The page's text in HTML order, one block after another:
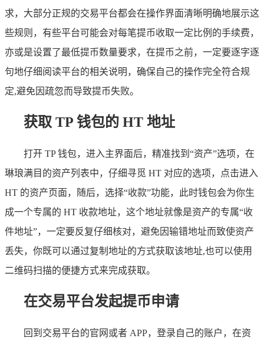
求，大部分正规的交易平台都会在操作界面清晰明确地展示这
些规则，有些平台可能会对每笔提币收取一定比例的手续费，
亦或是设置了最低提币数量要求，在提币之前，一定要逐字逐
句地仔细阅读平台的相关说明，确保自己的操作完全符合规
定,避免因疏忽而导致提币失败。
获取 TP 钱包的 HT 地址
打开 TP 钱包，进入主界面后，精准找到“资产”选项，在
琳琅满目的资产列表中，仔细寻觅 HT 对应的选项，点击进入
HT 的资产页面，随后，选择“收款”功能，此时钱包会为你生
成一个专属的 HT 收款地址，这个地址就像是资产的专属“收
件地址”，一定要反复仔细核对，避免因输错地址而致使资产
丢失，你既可以通过复制地址的方式获取该地址,也可以使用
二维码扫描的便捷方式来完成获取。
在交易平台发起提币申请
回到交易平台的官网或者 APP，登录自己的账户，在资